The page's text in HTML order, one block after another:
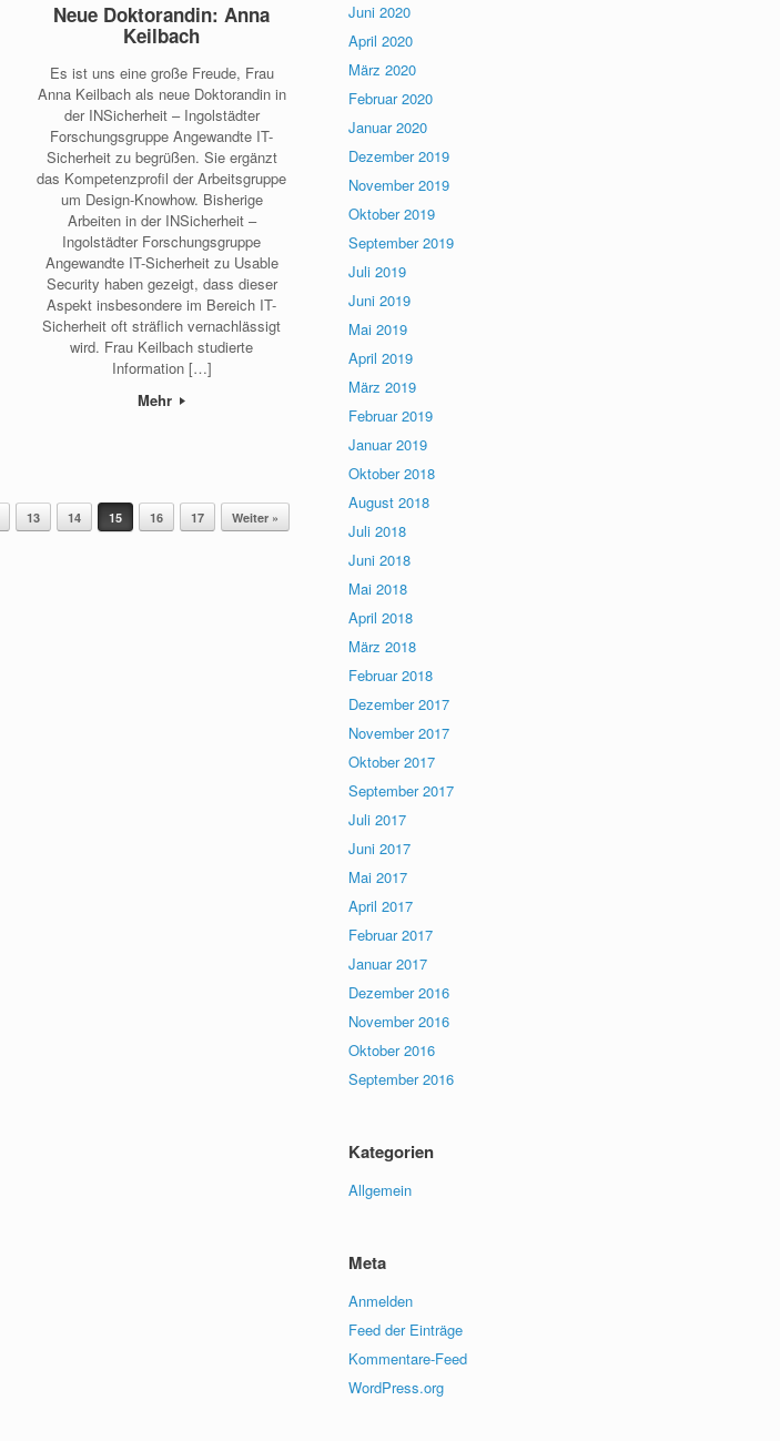
Neue Doktorandin: Anna
Keilbach
Es ist uns eine große Freude, Frau
Anna Keilbach als neue Doktorandin in
der INSicherheit – Ingolstädter
Forschungsgruppe Angewandte IT-
Sicherheit zu begrüßen. Sie ergänzt
das Kompetenzprofil der Arbeitsgruppe
um Design-Knowhow. Bisherige
Arbeiten in der INSicherheit –
Ingolstädter Forschungsgruppe
Angewandte IT-Sicherheit zu Usable
Security haben gezeigt, dass dieser
Aspekt insbesondere im Bereich IT-
Sicherheit oft sträflich vernachlässigt
wird. Frau Keilbach studierte
Information […]
Mehr
13 14 15 16 17 Weiter »
Juni 2020
April 2020
März 2020
Februar 2020
Januar 2020
Dezember 2019
November 2019
Oktober 2019
September 2019
Juli 2019
Juni 2019
Mai 2019
April 2019
März 2019
Februar 2019
Januar 2019
Oktober 2018
August 2018
Juli 2018
Juni 2018
Mai 2018
April 2018
März 2018
Februar 2018
Dezember 2017
November 2017
Oktober 2017
September 2017
Juli 2017
Juni 2017
Mai 2017
April 2017
Februar 2017
Januar 2017
Dezember 2016
November 2016
Oktober 2016
September 2016
Kategorien
Allgemein
Meta
Anmelden
Feed der Einträge
Kommentare-Feed
WordPress.org